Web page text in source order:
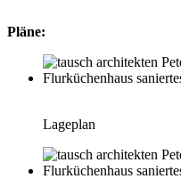
Pläne:
Lageplan